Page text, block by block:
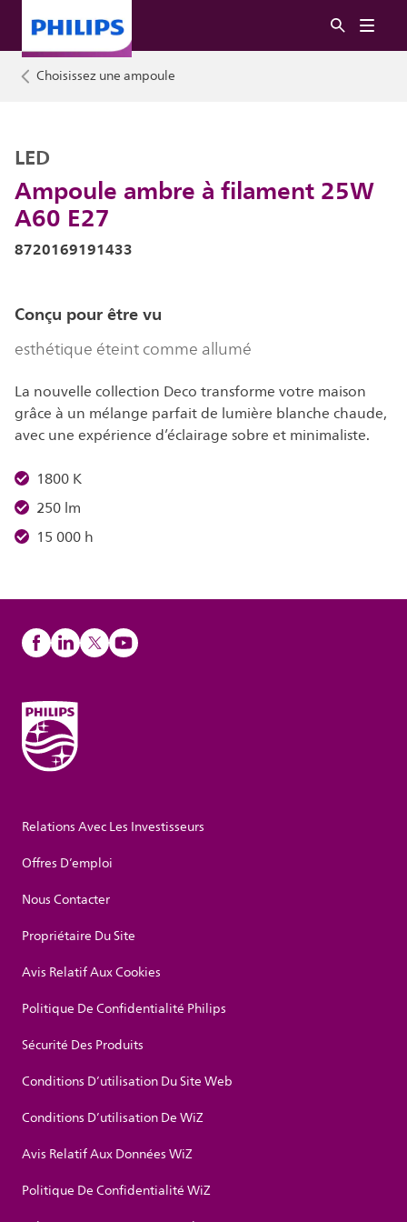
Choisissez une ampoule
Ampoule ambre à filament 25W
A60 E27
LED
8720169191433
Conçu pour être vu
esthétique éteint comme allumé
La nouvelle collection Deco transforme votre maison
grâce à un mélange parfait de lumière blanche chaude,
avec une expérience d’éclairage sobre et minimaliste.
1800 K
250 lm
15 000 h
Relations Avec Les Investisseurs
Offres D’emploi
Nous Contacter
Propriétaire Du Site
Avis Relatif Aux Cookies
Politique De Confidentialité Philips
Sécurité Des Produits
Conditions D’utilisation Du Site Web
Conditions D’utilisation De WiZ
Avis Relatif Aux Données WiZ
Politique De Confidentialité WiZ